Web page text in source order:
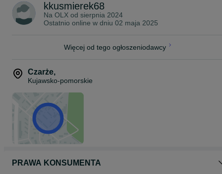
kkusmierek68
Na OLX od sierpnia 2024
Ostatnio online w dniu 02 maja 2025
Więcej od tego ogłoszeniodawcy
Czarże,
Kujawsko-pomorskie
PRAWA KONSUMENTA